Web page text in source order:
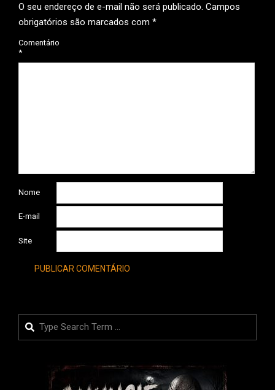
O seu endereço de e-mail não será publicado. Campos
obrigatórios são marcados com *
Comentário
*
Nome
E-mail
Site
Search